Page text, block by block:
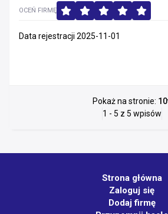
OCEŃ FIRMĘ
Data rejestracji 2025-11-01
Pokaż na stronie: 10
1 - 5 z 5 wpisów
Strona główna
Zaloguj się
Dodaj firmę